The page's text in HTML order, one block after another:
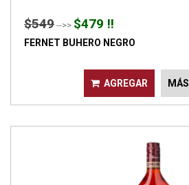
$549 -->> $479 !!
FERNET BUHERO NEGRO
AGREGAR